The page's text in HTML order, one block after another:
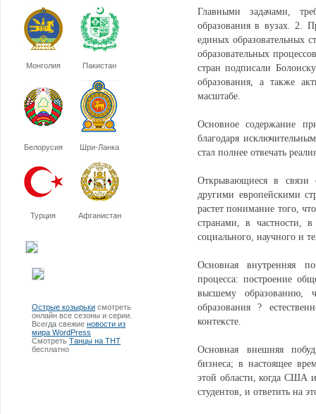
Монголия Пакистан
Белорусия Шри-Ланка
Турция Афганистан
Острые козырьки смотреть
онлайн все сезоны и серии.
Всегда свежие новости из
мира WordPress
Смотреть Танцы на ТНТ
бесплатно
Главными задачами,
образования в вузах. 2.
единых образовательных
образовательных
стран подписали
образования, а также
масштабе.
Основное содержание
благодаря
стал полнее отвечать
Открывающиеся в связи
другими европейскими
растет понимание того,
странами, в частности, в
социального, научного и
Основная внутренняя
процесса: построение
высшему образованию,
образования ?
контексте.
Основная внешняя
бизнеса; в настоящее
этой области, когда США
студентов, и ответить на